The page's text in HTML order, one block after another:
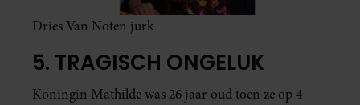
Dries Van Noten jurk
5. TRAGISCH ONGELUK
Koningin Mathilde was 26 jaar oud toen ze op 4